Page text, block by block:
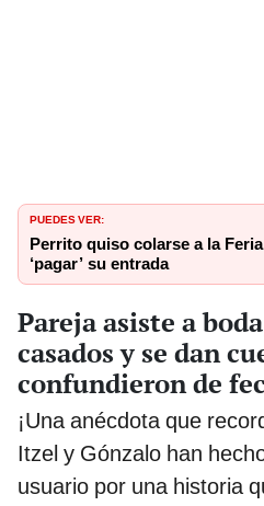
PUEDES VER:
Perrito quiso colarse a la
‘pagar’ su entrada
Pareja asiste a
casados y se dan
confundieron de
¡Una anécdota que
Itzel y Gónzalo han
usuario por una historia